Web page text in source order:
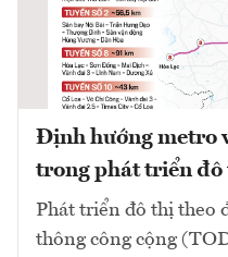
Định hướng metro
trong phát triển đô
Phát triển đô thị theo
thông công cộng